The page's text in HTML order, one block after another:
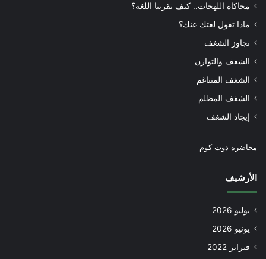
محاكاة اللهجات.. كيف تقربنا اللغة؟
ماذا تقول لغتك عنك؟
تجاوز الشغف
الشغف والتوازن
الشغف المتناغم
الشغف المظلم
إيجاد الشغف
محاضرة دوت كوم
الأرشيف
يوليو 2026
يونيو 2026
فبراير 2022